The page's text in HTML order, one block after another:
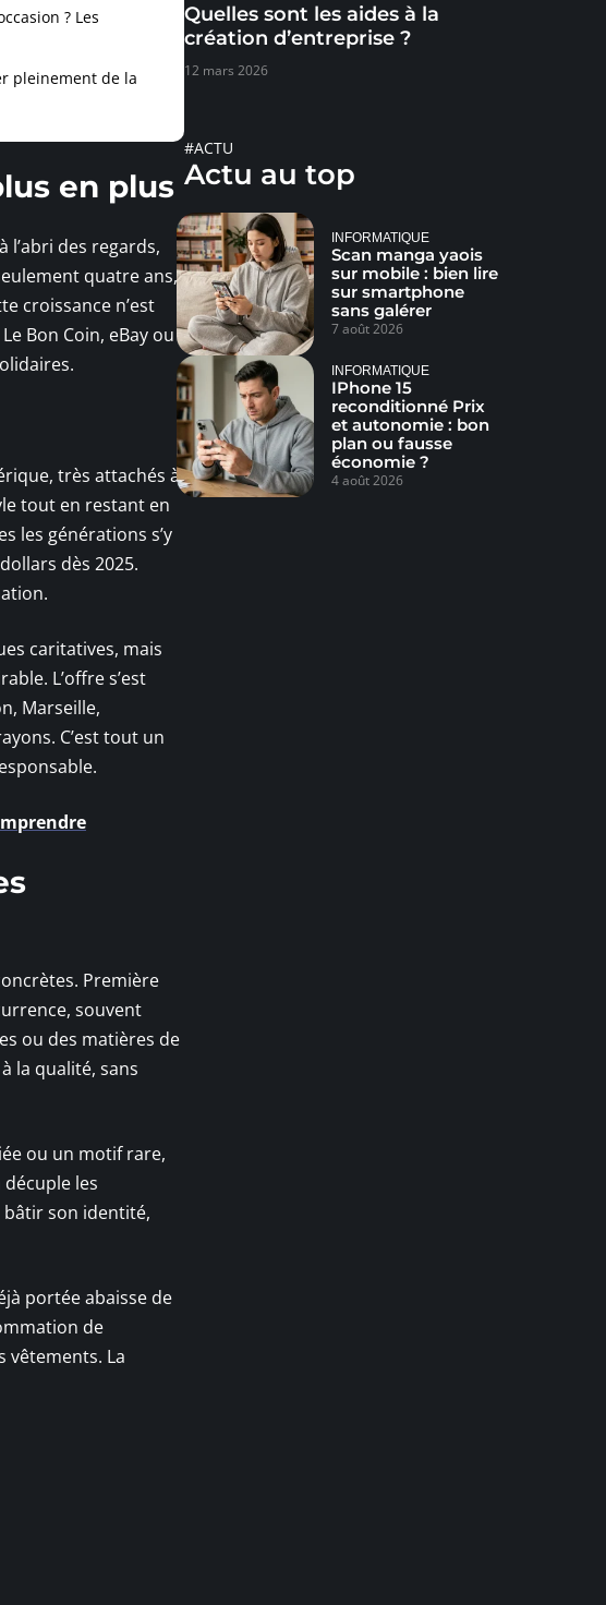
? Les
pleinement de la
en plus
des regards,
quatre ans,
croissance n’est
Bon Coin, eBay ou
très attachés à
tout en restant en
les générations s’y
dès 2025.
caritatives, mais
L’offre s’est
Marseille,
C’est tout un
Première
souvent
ou des matières de
la qualité, sans
ou un motif rare,
les
son identité,
portée abaisse de
de
vêtements. La
Quelles sont les aides à la
création d’entreprise ?
12 mars 2026
#ACTU
Actu au top
INFORMATIQUE
Scan manga yaois
sur mobile : bien lire
sur smartphone
sans galérer
7 août 2026
INFORMATIQUE
IPhone 15
reconditionné Prix
et autonomie : bon
plan ou fausse
économie ?
4 août 2026